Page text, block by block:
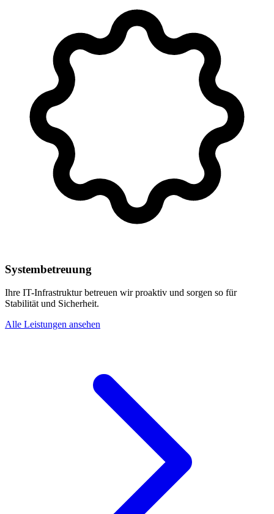
Systembetreuung
Ihre IT-Infrastruktur betreuen wir proaktiv und sorgen so für
Stabilität und Sicherheit.
Alle Leistungen ansehen